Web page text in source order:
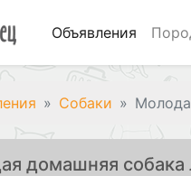
Объявления
Собаки
домашняя собака